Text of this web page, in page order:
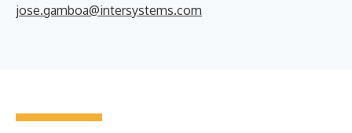
jose.gamboa@intersystems.com